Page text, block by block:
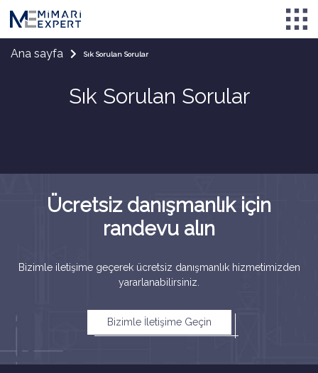
Ana sayfa Sık Sorulan Sorular
Sık Sorulan Sorular
Ücretsiz danışmanlık için
randevu alın
Bizimle iletişime geçerek ücretsiz danışmanlık hizmetimizden
yararlanabilirsiniz.
Bizimle İletişime Geçin